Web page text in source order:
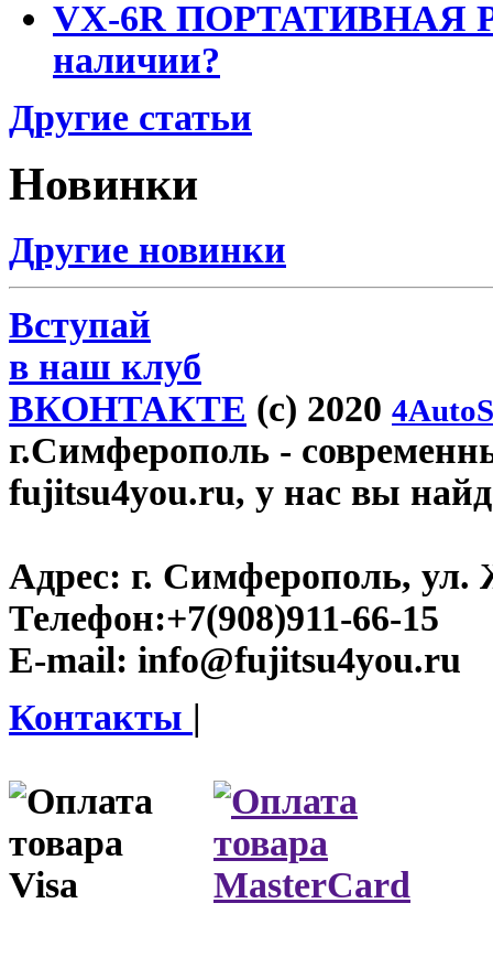
VX-6R ПОРТАТИВНАЯ
наличии?
Другие статьи
Новинки
Другие новинки
Вступай
в наш клуб
ВКОНТАКТЕ (c) 2020
г.Симферополь -
fujitsu4you.ru, у нас вы
Адрес: г. Симферополь, ул.
Телефон:+7(908)911-66-15
E-mail: info@fujitsu4you.ru
Контакты |